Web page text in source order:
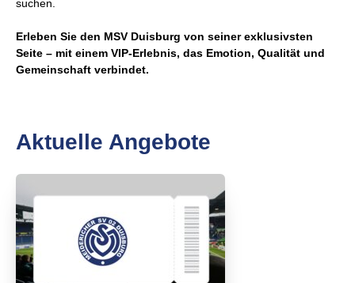
suchen.
Erleben Sie den MSV Duisburg von seiner exklusivsten
Seite – mit einem VIP-Erlebnis, das Emotion, Qualität und
Gemeinschaft verbindet.
Aktuelle Angebote